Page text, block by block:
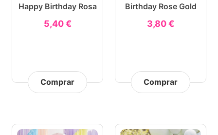
Happy Birthday Rosa
5,40 €
Comprar
Birthday Rose Gold
3,80 €
Comprar